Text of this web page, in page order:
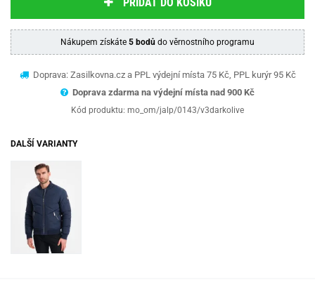
Nákupem získáte 5 bodů do věrnostního programu
Doprava: Zasilkovna.cz a PPL výdejní místa 75 Kč, PPL kurýr 95 Kč
Doprava zdarma na výdejní místa nad 900 Kč
Kód produktu: mo_om/jalp/0143/v3darkolive
DALŠÍ VARIANTY